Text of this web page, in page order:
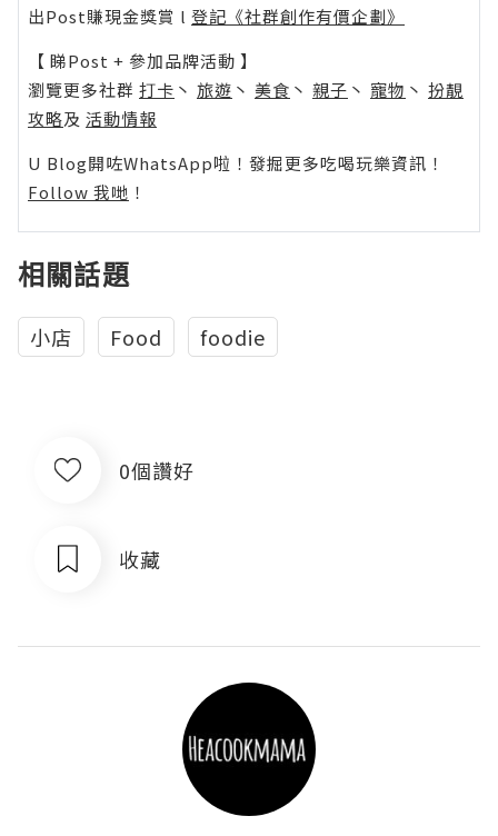
出Post賺現金獎賞 l 登記《社群創作有價企劃》
【 睇Post + 參加品牌活動 】
瀏覽更多社群 打卡 丶 旅遊 丶 美食 丶 親子 丶 寵物 丶 扮靚
攻略及 活動情報
U Blog開咗WhatsApp啦！發掘更多吃喝玩樂資訊！
Follow 我哋 ！
相關話題
小店 Food foodie
0個讚好
收藏